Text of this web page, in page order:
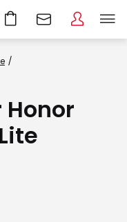
Honor